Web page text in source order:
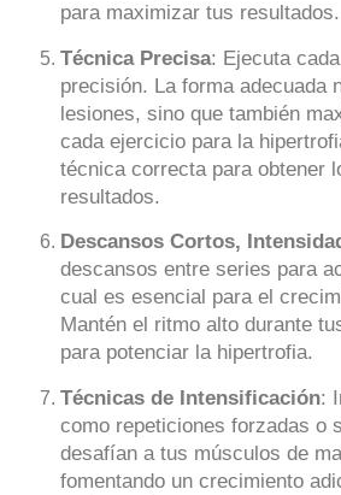
para maximizar tus resultados.
Técnica Precisa: Ejecuta
precisión. La forma adecuada
lesiones, sino que también
cada ejercicio para la
técnica correcta para obtener
resultados.
Descansos Cortos,
descansos entre series para
cual es esencial para el
Mantén el ritmo alto durante
para potenciar la hipertrofia.
Técnicas de Intensificación:
como repeticiones forzadas o
desafían a tus músculos de
fomentando un crecimiento